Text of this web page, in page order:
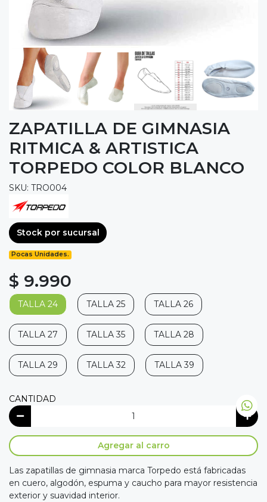
ZAPATILLA DE GIMNASIA
RITMICA & ARTISTICA
TORPEDO COLOR BLANCO
SKU: TRO004
Stock por sucursal
Pocas Unidades.
$ 9.990
TALLA 24 TALLA 25 TALLA 26
TALLA 27 TALLA 35 TALLA 28
TALLA 29 TALLA 32 TALLA 39
CANTIDAD
Agregar al carro
Las zapatillas de gimnasia marca Torpedo está fabricadas
en cuero, algodón, espuma y caucho para mayor resistencia
exterior y suavidad interior.